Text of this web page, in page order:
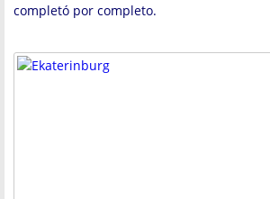
completó por completo.